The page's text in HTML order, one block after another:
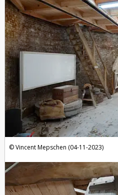
Vincent Mepschen (04-11-2023)